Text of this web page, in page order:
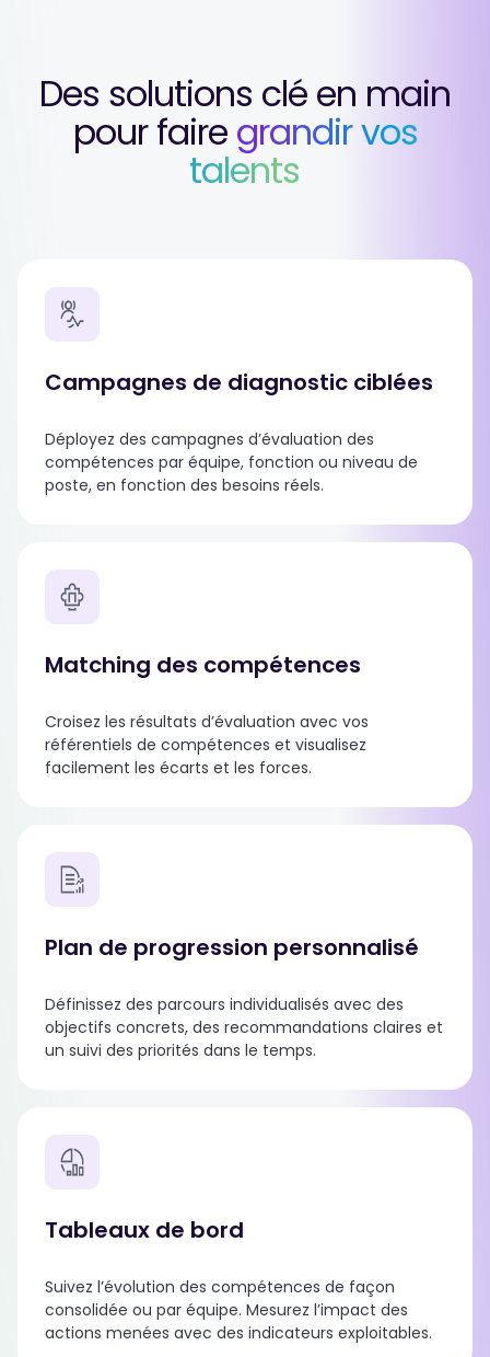
Des solutions clé en main
pour faire grandir vos
talents
Campagnes de diagnostic ciblées
Déployez des campagnes d’évaluation des
compétences par équipe, fonction ou niveau de
poste, en fonction des besoins réels.
Matching des compétences
Croisez les résultats d’évaluation avec vos
référentiels de compétences et visualisez
facilement les écarts et les forces.
Plan de progression personnalisé
Définissez des parcours individualisés avec des
objectifs concrets, des recommandations claires et
un suivi des priorités dans le temps.
Tableaux de bord
Suivez l’évolution des compétences de façon
consolidée ou par équipe. Mesurez l’impact des
actions menées avec des indicateurs exploitables.